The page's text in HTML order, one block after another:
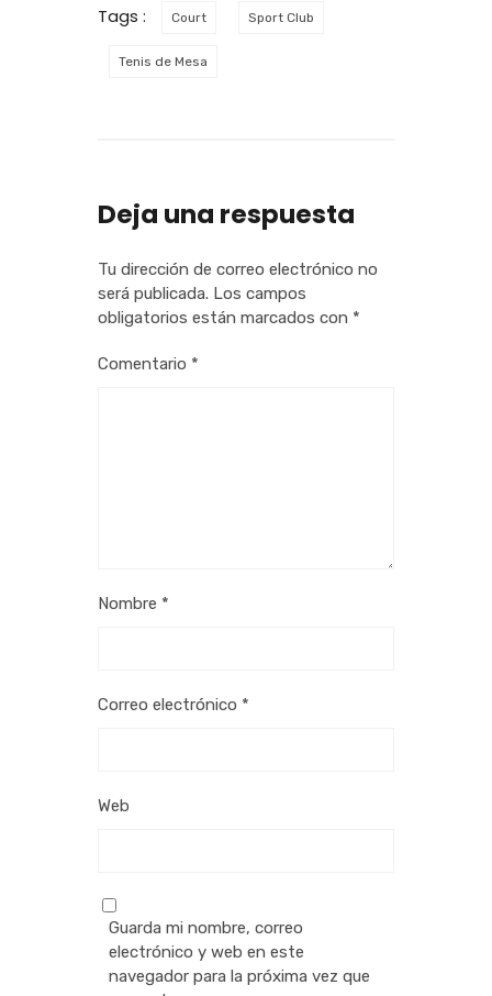
Tags : Court Sport Club
Tenis de Mesa
Deja una respuesta
Tu dirección de correo electrónico no
será publicada. Los campos
obligatorios están marcados con *
Comentario *
Nombre *
Correo electrónico *
Web
Guarda mi nombre, correo
electrónico y web en este
navegador para la próxima vez que